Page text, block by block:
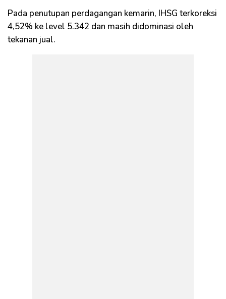
Pada penutupan perdagangan kemarin, IHSG terkoreksi
4,52% ke level 5.342 dan masih didominasi oleh
tekanan jual.